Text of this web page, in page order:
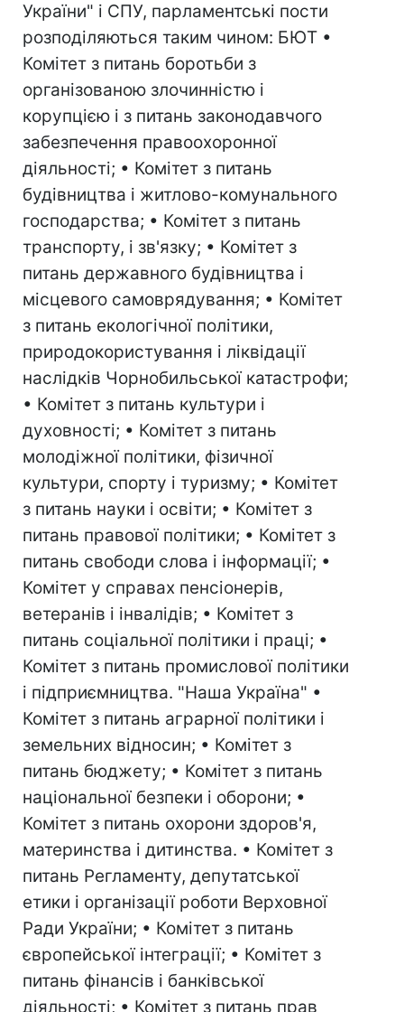
України" і СПУ, парламентські пости
розподіляються таким чином: БЮТ •
Комітет з питань боротьби з
організованою злочинністю і
корупцією і з питань законодавчого
забезпечення правоохоронної
діяльності; • Комітет з питань
будівництва і житлово-комунального
господарства; • Комітет з питань
транспорту, і зв'язку; • Комітет з
питань державного будівництва і
місцевого самоврядування; • Комітет
з питань екологічної політики,
природокористування і ліквідації
наслідків Чорнобильської катастрофи;
• Комітет з питань культури і
духовності; • Комітет з питань
молодіжної політики, фізичної
культури, спорту і туризму; • Комітет
з питань науки і освіти; • Комітет з
питань правової політики; • Комітет з
питань свободи слова і інформації; •
Комітет у справах пенсіонерів,
ветеранів і інвалідів; • Комітет з
питань соціальної політики і праці; •
Комітет з питань промислової політики
і підприємництва. "Наша Україна" •
Комітет з питань аграрної політики і
земельних відносин; • Комітет з
питань бюджету; • Комітет з питань
національної безпеки і оборони; •
Комітет з питань охорони здоров'я,
материнства і дитинства. • Комітет з
питань Регламенту, депутатської
етики і організації роботи Верховної
Ради України; • Комітет з питань
європейської інтеграції; • Комітет з
питань фінансів і банківської
діяльності; • Комітет з питань прав